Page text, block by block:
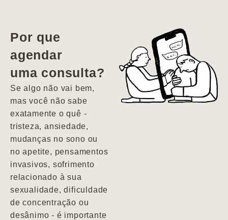
vida. Ela me
encontrou num
estado misto de
depressão e
agitação com
pensamentos
Por que
agendar
uma consulta?
Se algo não vai bem,
mas você não sabe
exatamente o quê -
tristeza, ansiedade,
mudanças no sono ou
no apetite, pensamentos
invasivos, sofrimento
relacionado à sua
sexualidade, dificuldade
de concentração ou
desânimo - é importante